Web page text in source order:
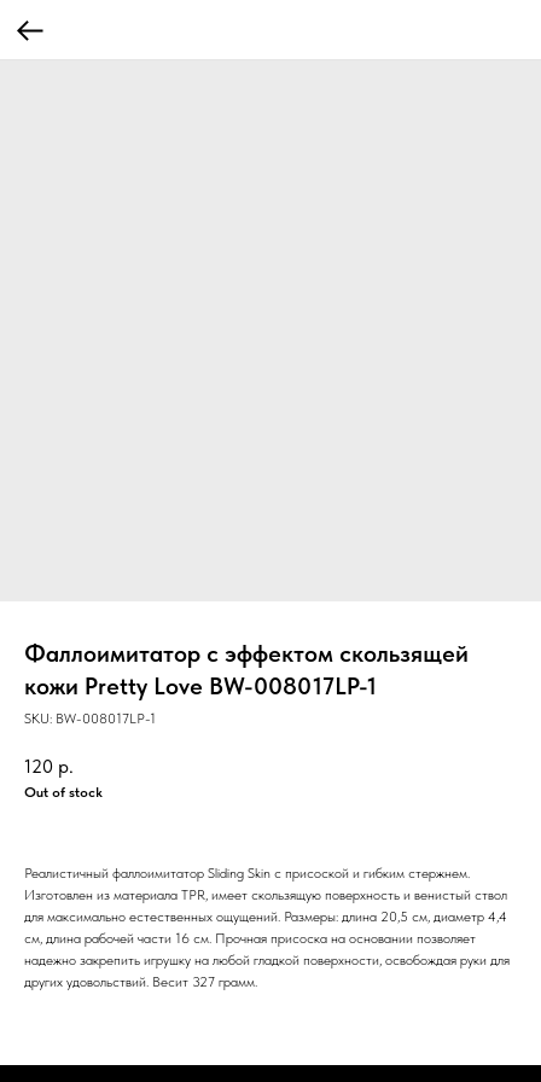
Фаллоимитатор с эффектом скользящей
кожи Pretty Love BW-008017LP-1
SKU: BW-008017LP-1
120 р.
Out of stock
Реалистичный фаллоимитатор Sliding Skin с присоской и гибким стержнем.
Изготовлен из материала TPR, имеет скользящую поверхность и венистый ствол
для максимально естественных ощущений. Размеры: длина 20,5 см, диаметр 4,4
см, длина рабочей части 16 см. Прочная присоска на основании позволяет
надежно закрепить игрушку на любой гладкой поверхности, освобождая руки для
других удовольствий. Весит 327 грамм.